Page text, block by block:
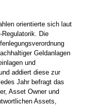
orientierte sich laut
Regulatorik. Die
Geldanlagen
und
addiert diese zur
Jahr befragt das
Asset Owner und
Assets,